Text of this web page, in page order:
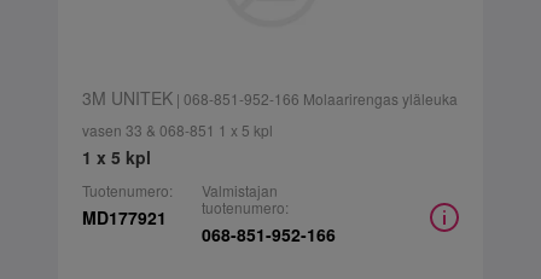
3M UNITEK| 068-851-952-166 Molaarirengas yläleuka
vasen 33 & 068-851 1 x 5 kpl
1 x 5 kpl
Tuotenumero:
MD177921
Valmistajan
tuotenumero:
068-851-952-166